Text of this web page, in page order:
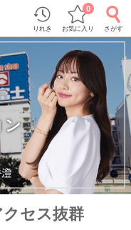
りれき お気に入り
0
さがす
ン
セス抜群